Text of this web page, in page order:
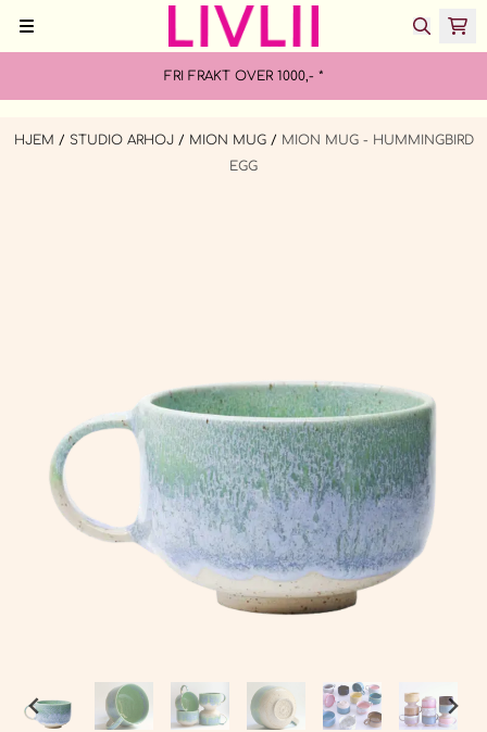
Hopp til innhold
FRI FRAKT OVER 1000,- *
HJEM / STUDIO ARHOJ / MION MUG / MION MUG - HUMMINGBIRD
EGG